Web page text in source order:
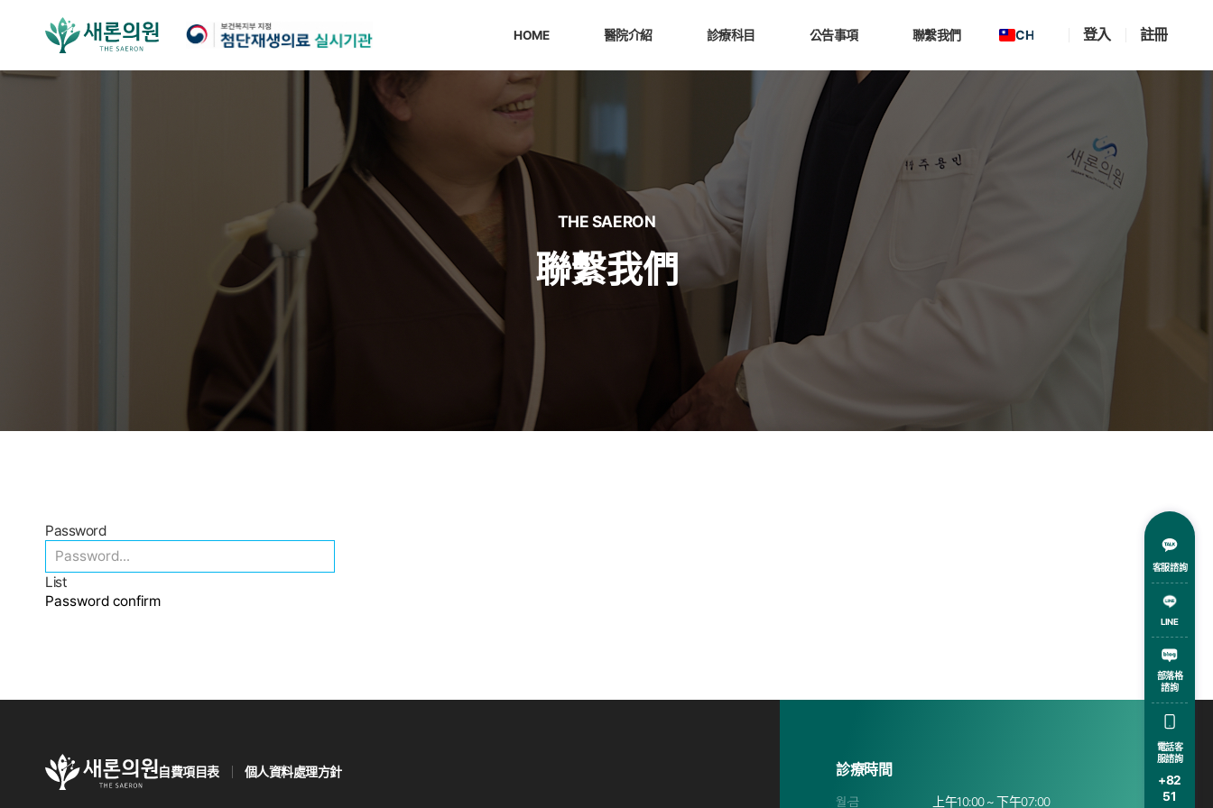
HOME 醫院介紹 診療科目 公告事項 聯繫我們 CH 登入 註冊
THE SAERON
聯繫我們
Password
List
Password confirm
自費項目表 個人資料處理方針 診療時間
월·금 上午10:00 ~ 下午07:00
客服諮詢
LINE
部落格
諮詢
電話客
服諮詢
+82
51